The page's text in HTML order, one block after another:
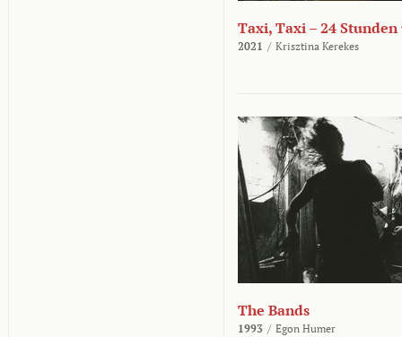
Taxi, Taxi – 24
2021 / Krisztina Kerekes
The Bands
1993 / Egon Humer